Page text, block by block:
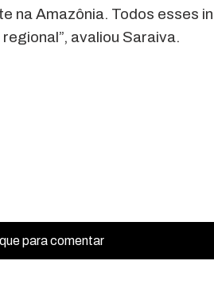
na Amazônia. Todos esses
avaliou Saraiva.
para comentar